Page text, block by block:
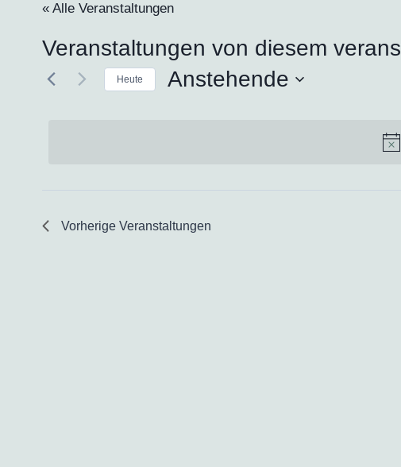
« Alle Veranstaltungen
Veranstaltungen von diesem
Heute Anstehende
Vorherige Veranstaltungen